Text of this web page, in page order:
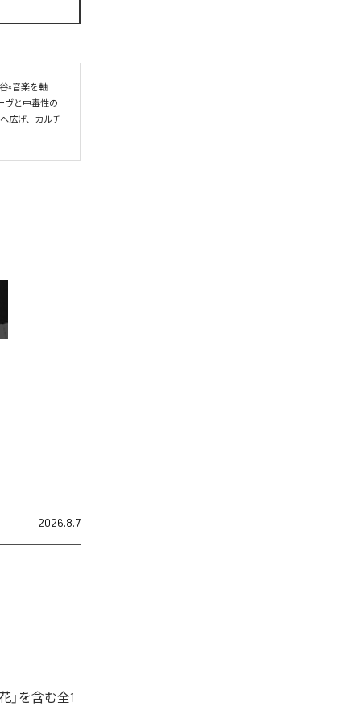
×音楽を軸
ヴと中毒性の
広げ、カルチ
2026.8.7
」を含む全1